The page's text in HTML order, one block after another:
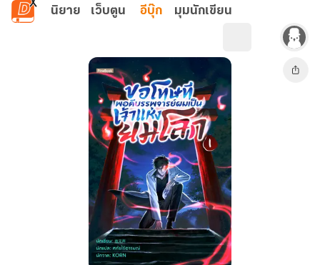
ข้ามไปยังเนื้อหาหลัก
นิยาย เว็บตูน อีบุ๊ก มุมนักเขียน